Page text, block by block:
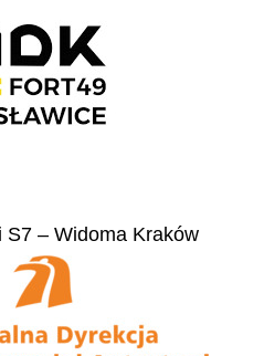
S7 – Widoma Kraków